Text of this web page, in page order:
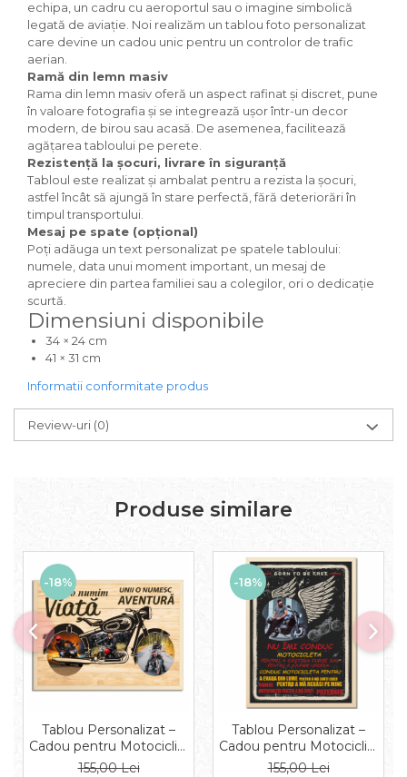
echipa, un cadru cu aeroportul sau o imagine simbolică
legată de aviație. Noi realizăm un tablou foto personalizat
care devine un cadou unic pentru un controlor de trafic
aerian.
Ramă din lemn masiv
Rama din lemn masiv oferă un aspect rafinat și discret, pune
în valoare fotografia și se integrează ușor într-un decor
modern, de birou sau acasă. De asemenea, facilitează
agățarea tabloului pe perete.
Rezistență la șocuri, livrare în siguranță
Tabloul este realizat și ambalat pentru a rezista la șocuri,
astfel încât să ajungă în stare perfectă, fără deteriorări în
timpul transportului.
Mesaj pe spate (opțional)
Poți adăuga un text personalizat pe spatele tabloului:
numele, data unui moment important, un mesaj de
apreciere din partea familiei sau a colegilor, ori o dedicație
scurtă.
Dimensiuni disponibile
34 × 24 cm
41 × 31 cm
Informatii conformitate produs
Review-uri (0)
Produse similare
-18%
Tablou Personalizat –
Cadou pentru Motociclist
cu 3 Poze și Text
155,00 Lei
-18%
Tablou Personalizat –
Cadou pentru Motociclist
cu Poză și Text
155,00 Lei